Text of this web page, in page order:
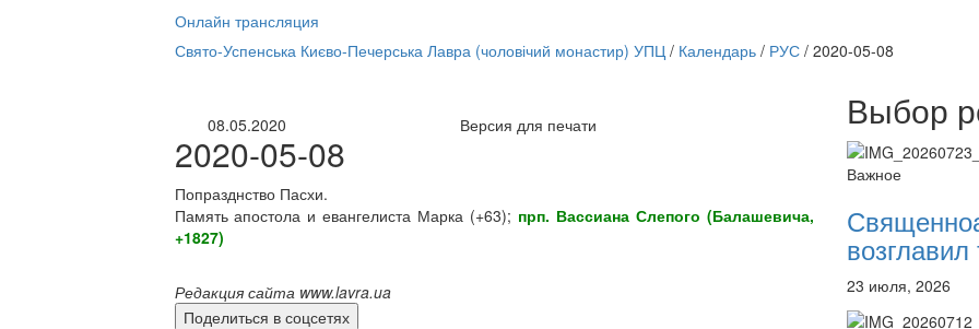
Онлайн трансляция
12 сентября
12 сентября 2015
12 сентября 2015
12 сентября 2015
12 сентября 2015
12 сентября 2015
12 сентября 2015
12 сентября 2015
Свято-Успенська Києво-Печерська Лавра (чоловічий монастир) УПЦ/ Календарь/ РУС/ 2020-05-08
08.05.2020 Версия для печати
2020-05-08
Попразднство Пасхи.
Память апостола и евангелиста Марка (+63); прп. Вассиана Слепого (Балашевича,
+1827)
Редакция сайта www.lavra.ua
Поделиться в соцсетях
Выбор
Важное
23 июля, 2026